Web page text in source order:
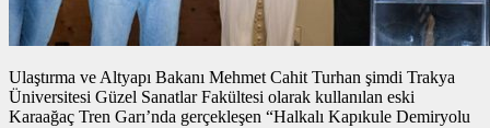
Ulaştırma ve Altyapı Bakanı Mehmet Cahit Turhan şimdi Trakya
Üniversitesi Güzel Sanatlar Fakültesi olarak kullanılan eski
Karaağaç Tren Garı’nda gerçekleşen “Halkalı Kapıkule Demiryolu